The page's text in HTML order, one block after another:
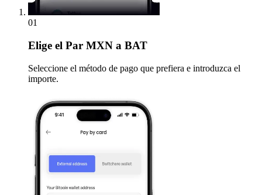
01
Elige el Par MXN a BAT
Seleccione el método de pago que prefiera e introduzca el
importe.